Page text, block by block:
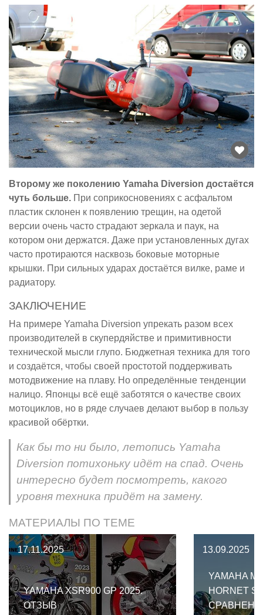
Второму же поколению Yamaha Diversion достаётся
чуть больше. При соприкосновениях с асфальтом
пластик склонен к появлению трещин, на одетой
версии очень часто страдают зеркала и паук, на
котором они держатся. Даже при установленных дугах
часто протираются насквозь боковые моторные
крышки. При сильных ударах достаётся вилке, раме и
радиатору.
ЗАКЛЮЧЕНИЕ
На примере Yamaha Diversion упрекать разом всех
производителей в скупердяйстве и примитивности
технической мысли глупо. Бюджетная техника для того
и создаётся, чтобы своей простотой поддерживать
мотодвижение на плаву. Но определённые тенденции
налицо. Японцы всё ещё заботятся о качестве своих
мотоциклов, но в ряде случаев делают выбор в пользу
красивой обёртки.
Как бы то ни было, летопись Yamaha
Diversion потихоньку идёт на спад. Очень
интересно будет посмотреть, какого
уровня техника придёт на замену.
МАТЕРИАЛЫ ПО ТЕМЕ
17.11.2025
YAMAHA XSR900 GP 2025.
ОТЗЫВ
13.09.2025
YAMAHA
HORNET